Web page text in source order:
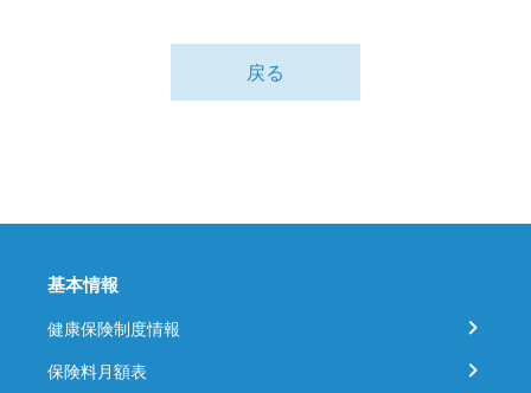
戻る
基本情報
健康保険制度情報
保険料月額表